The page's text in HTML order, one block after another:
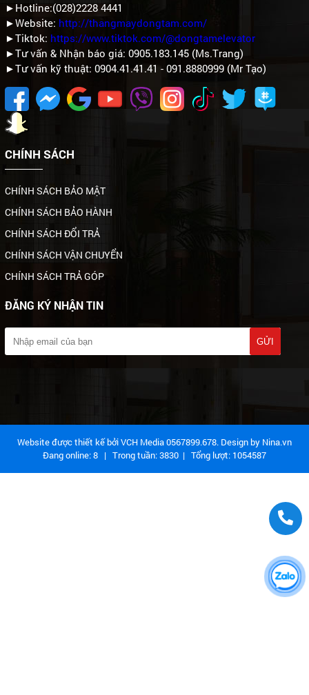
►Hotline:(028)2228 4441
►Website: http://thangmaydongtam.com/
►Tiktok: https://www.tiktok.com/@dongtamelevator
►Tư vấn & Nhận báo giá: 0905.183.145 (Ms.Trang)
►Tư vấn kỹ thuật: 0904.41.41.41 - 091.8880999 (Mr Tạo)
CHÍNH SÁCH
CHÍNH SÁCH BẢO MẬT
CHÍNH SÁCH BẢO HÀNH
CHÍNH SÁCH ĐỔI TRẢ
CHÍNH SÁCH VẬN CHUYỂN
CHÍNH SÁCH TRẢ GÓP
ĐĂNG KÝ NHẬN TIN
Website được thiết kế bởi VCH Media 0567899.678. Design by Nina.vn
Đang online:8| Trong tuần:3830| Tổng lượt: 1054587